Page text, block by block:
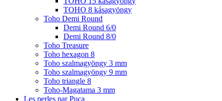
TOHO 8 kásagyöngy
Toho Demi Round
Demi Round 6/0
Demi Round 8/0
Toho Treasure
Toho hexagon 8
Toho szalmagyöngy 3 mm
Toho szalmagyöngy 9 mm
Toho triangle 8
Toho-Magatama 3 mm
Les perles par Puca